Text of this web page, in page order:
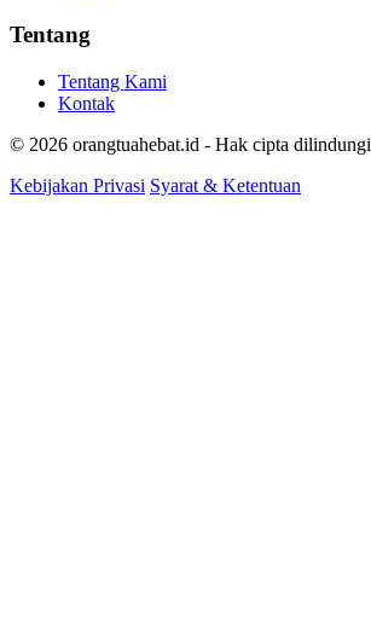
Tentang
Tentang Kami
Kontak
© 2026 orangtuahebat.id - Hak cipta dilindungi
Kebijakan Privasi Syarat & Ketentuan